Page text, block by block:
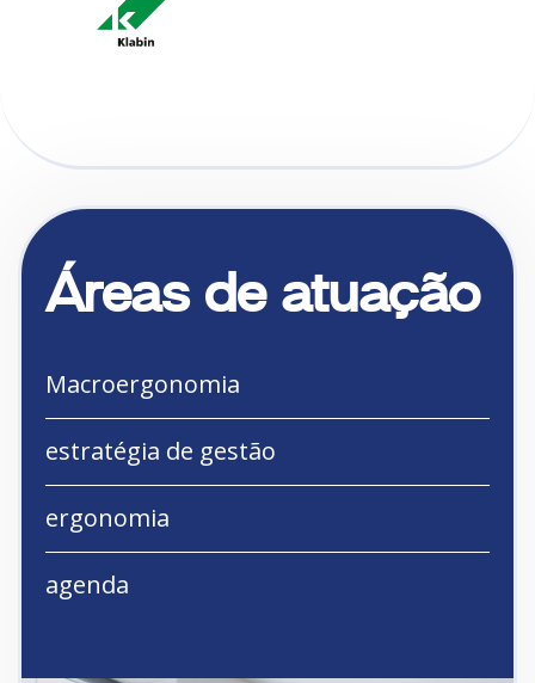
Áreas de atuação
Macroergonomia
estratégia de gestão
ergonomia
agenda